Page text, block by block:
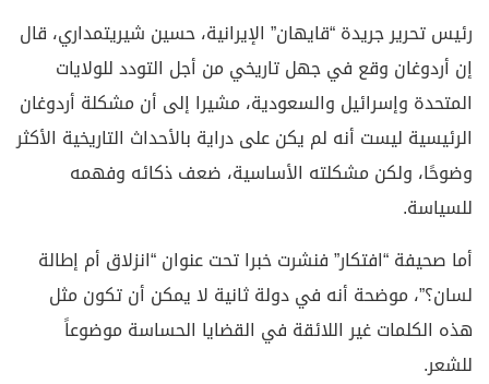
رئيس تحرير جريدة “قايهان” الإيرانية، حسين شيريتمداري، قال
إن أردوغان وقع في جهل تاريخي من أجل التودد للولايات
المتحدة وإسرائيل والسعودية، مشيرا إلى أن مشكلة أردوغان
الرئيسية ليست أنه لم يكن على دراية بالأحداث التاريخية الأكثر
وضوحًا، ولكن مشكلته الأساسية، ضعف ذكائه وفهمه
للسياسة.
أما صحيفة “افتكار” فنشرت خبرا تحت عنوان “انزلاق أم إطالة
لسان؟”، موضحة أنه في دولة ثانية لا يمكن أن تكون مثل
هذه الكلمات غير اللائقة في القضايا الحساسة موضوعاً
للشعر.